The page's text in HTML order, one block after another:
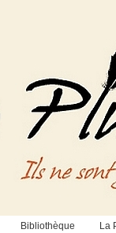
Bibliothèque La